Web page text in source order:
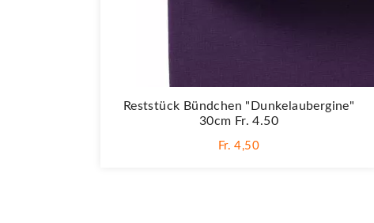
Reststück Bündchen "Dunkelaubergine"
30cm Fr. 4.50
Fr. 4,50